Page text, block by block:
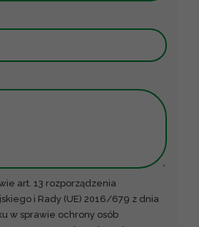
art. 13 rozporządzenia
i Rady (UE) 2016/679 z dnia
w sprawie ochrony osób